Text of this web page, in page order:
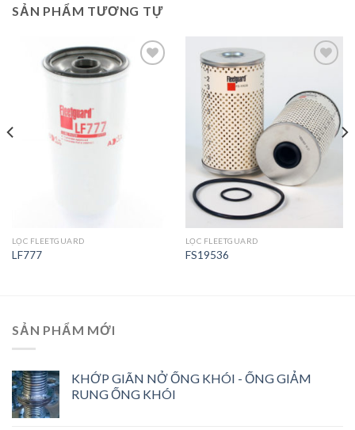
SẢN PHẨM TƯƠNG TỰ
LỌC FLEETGUARD
LF777
Add to
Wishlist
LỌC FLEETGUARD
FS19536
SẢN PHẨM MỚI
KHỚP GIÃN NỞ ỐNG KHÓI - ỐNG GIẢM
RUNG ỐNG KHÓI